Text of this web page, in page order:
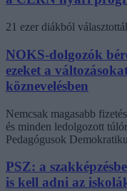
21 ezer diákból
NOKS-dolgozók
ezeket a
köznevelésben
Nemcsak magasabb
és minden ledolgozott
Pedagógusok
PSZ: a
is kell adni az